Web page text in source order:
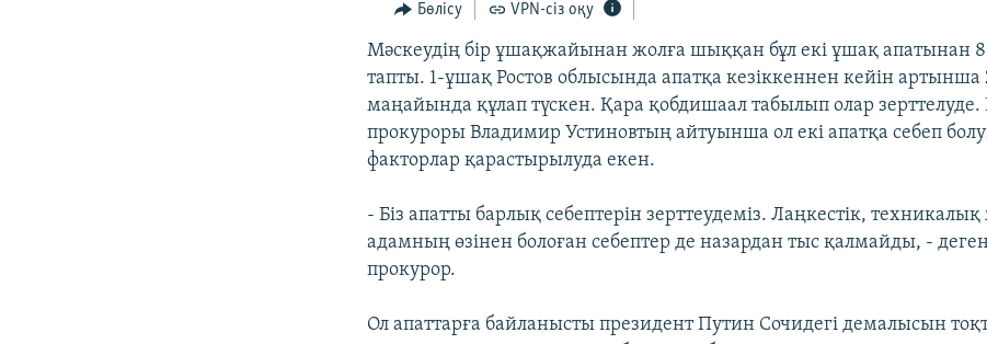
Бөлісу VPN-сіз оқу
Мәскеудің бір ұшақжайынан жолға шыққан бұл екі ұшақ апатынан
тапты. 1-ұшақ Ростов облысында апатқа кезіккеннен кейін
маңайында құлап түскен. Қара қобдишаал табылып олар зерттелуде.
прокуроры Владимир Устиновтың айтуынша ол екі апатқа себеп
факторлар қарастырылуда екен.
- Біз апатты барлық себептерін зерттеудеміз. Лаңкестік,
адамның өзінен болоған себептер де назардан тыс қалмайды, -
прокурор.
Ол апаттарға байланысты президент Путин Сочидегі демалысын